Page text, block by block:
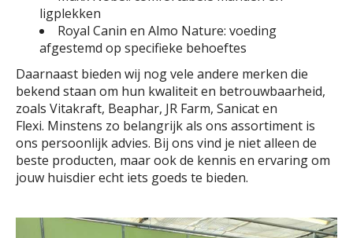
ligplekken
Royal Canin en Almo Nature: voeding
afgestemd op specifieke behoeftes
Daarnaast bieden wij nog vele andere merken die
bekend staan om hun kwaliteit en betrouwbaarheid,
zoals Vitakraft, Beaphar, JR Farm, Sanicat en
Flexi. Minstens zo belangrijk als ons assortiment is
ons persoonlijk advies. Bij ons vind je niet alleen de
beste producten, maar ook de kennis en ervaring om
jouw huisdier echt iets goeds te bieden.